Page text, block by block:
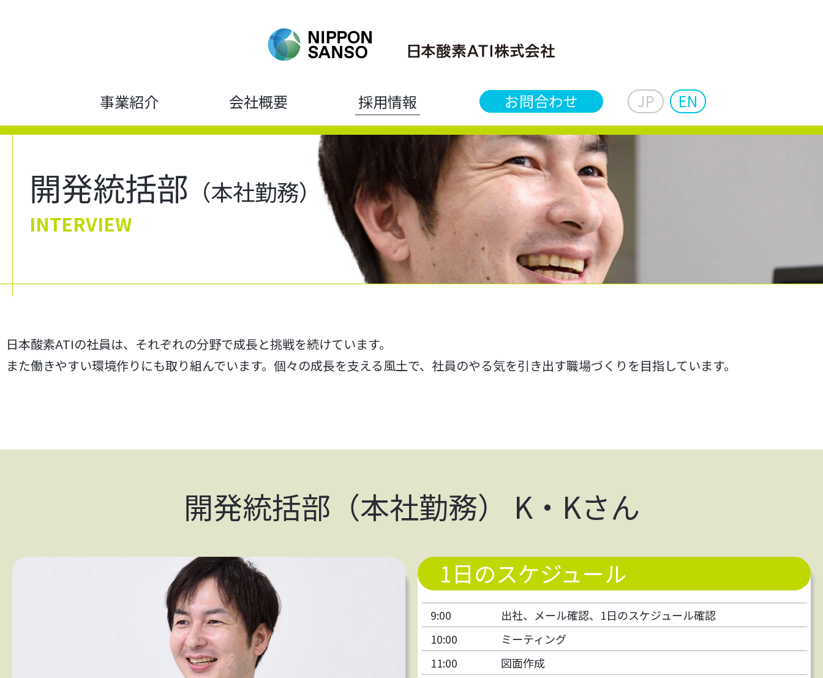
事業紹介 会社概要 採用情報 お問合わせ JP EN
開発統括部 （本社勤務）
INTERVIEW
日本酸素ATIの社員は、それぞれの分野で成長と挑戦を続けています。
また働きやすい環境作りにも取り組んでいます。個々の成長を支える風土で、社員のやる気を引き出す職場づくりを目指しています。
開発統括部（本社勤務） K・Kさん
1日のスケジュール
9:00
出社、メール確認、1日のスケジュール確認
10:00
ミーティング
11:00
図面作成